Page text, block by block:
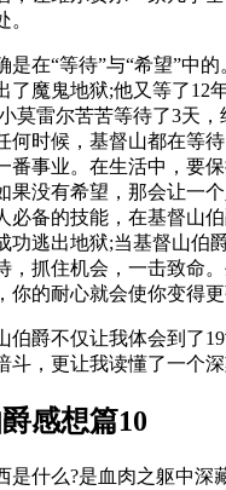
是在“等待”与“希望”中
了魔鬼地狱;他又等了12
莫雷尔苦苦等待了3天
何时候，基督山都在等
番事业。在生活中，要
果没有希望，那会让一
必备的技能，在基督山伯
功逃出地狱;当基督山伯
，抓住机会，一击致命
你的耐心就会使你变得更
伯爵不仅让我体会到了
斗，更让我读懂了一个深
感想篇10
是什么?是血肉之躯中深